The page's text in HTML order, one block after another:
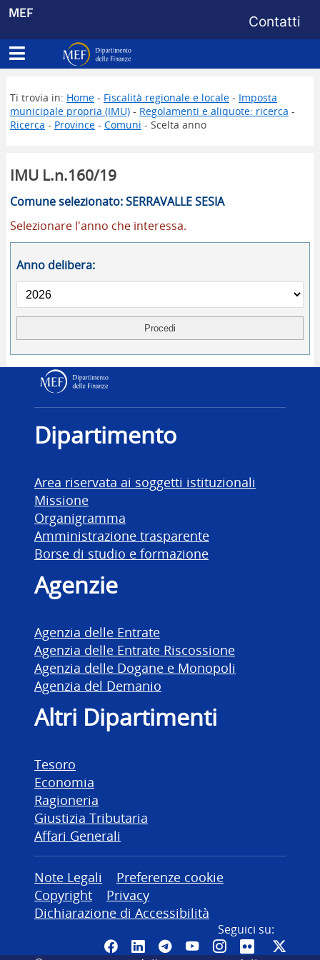
MEF Menu di
Contatti
Apri menu principale
Dipartimento delle Finanze
Ti trovia in: Home- Fiscalità regionale e locale- Imposta
municipale propria (IMU)- Regolamenti e aliquote: ricerca -
Ricerca - Province- Comuni - Scelta anno
IMU L.n.160/19
Comune selezionato: SERRAVALLE SESIA
Selezionare l'anno che interessa.
Anno delibera:
Dipartimento delle
Dipartimento
Area riservata ai soggetti istituzionali
Missione
Organigramma
Amministrazione trasparente
Borse di studio e formazione
Agenzie
Agenzia delle Entrate
Agenzia delle Entrate Riscossione
Agenzia delle Dogane e Monopoli
Agenzia del Demanio
Altri Dipartimenti
Tesoro
Economia
Ragioneria
Giustizia Tributaria
Affari Generali
Altre informazioni
Note Legali
Preferenze cookie
Copyright
Privacy
Dichiarazione di Accessibilità
Seguici su:
Pagina Facebook del MEF -
Canale LinkedIn del MEF
Canale Telegram del
Canale YouTube del
CanaleCanale